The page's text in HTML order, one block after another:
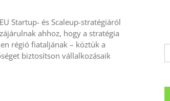
Startup- és Scaleup-stratégiáról
ahhoz, hogy a stratégia
régió fiataljának – köztük a
biztosítson vállalkozásaik